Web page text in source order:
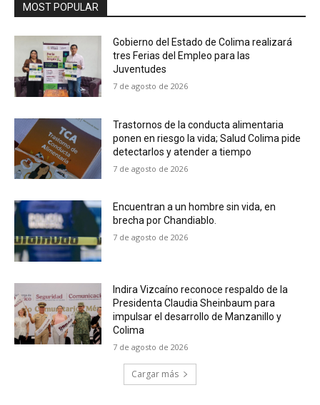
MOST POPULAR
Gobierno del Estado de Colima realizará
tres Ferias del Empleo para las
Juventudes
7 de agosto de 2026
Trastornos de la conducta alimentaria
ponen en riesgo la vida; Salud Colima pide
detectarlos y atender a tiempo
7 de agosto de 2026
Encuentran a un hombre sin vida, en
brecha por Chandiablo.
7 de agosto de 2026
Indira Vizcaíno reconoce respaldo de la
Presidenta Claudia Sheinbaum para
impulsar el desarrollo de Manzanillo y
Colima
7 de agosto de 2026
Cargar más